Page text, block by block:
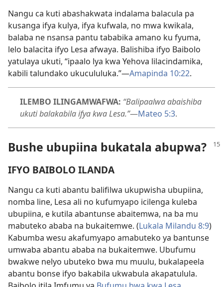
Nangu ca kuti abashakwata indalama balacula pa
kusanga ifya kulya, ifya kufwala, no mwa kwikala,
balaba ne nsansa pantu tababika amano ku fyuma,
lelo balacita ifyo Lesa afwaya. Balishiba ifyo Baibolo
yatulaya ukuti, “ipaalo lya kwa Yehova lilacindamika,
kabili talundako ukucululuka.”—Amapinda 10:22.
ILEMBO ILINGAMWAFWA: “Balipaalwa abaishiba
ukuti balakabila ifya kwa Lesa.”—Mateo 5:3.
Bushe ubupiina bukatala abupwa?
IFYO BAIBOLO ILANDA
Nangu ca kuti abantu balifilwa ukupwisha ubupiina,
nomba line, Lesa ali no kufumyapo icilenga kuleba
ubupiina, e kutila abantunse abaitemwa, na ba mu
mabuteko ababa na bukaitemwe. (Lukala Milandu 8:9)
Kabumba wesu akafumyapo amabuteko ya bantunse
umwaba abantu ababa na bukaitemwe. Ubufumu
bwakwe nelyo ubuteko bwa mu muulu, bukalapeela
abantu bonse ifyo bakabila ukwabula akapatulula.